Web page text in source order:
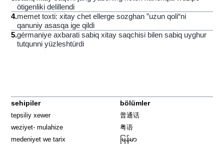
ötigenliki delillendi
4.memet toxti: xitay chet ellerge sozghan ”uzun qoli“ni
qanuniy asasqa ige qildi
5.gérmaniye axbarati sabiq xitay saqchisi bilen sabiq uyghur
tutqunni yüzleshtürdi
sehipiler
tepsiliy xewer
weziyet- mulahize
medeniyet we tarix
bölümler
普通话
粤语
မြန်မာ